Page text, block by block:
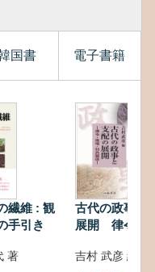
国書 電子書籍
繊維 : 観
手引き
著
古代の政事と
展開 律令・
吉村 武彦 編集